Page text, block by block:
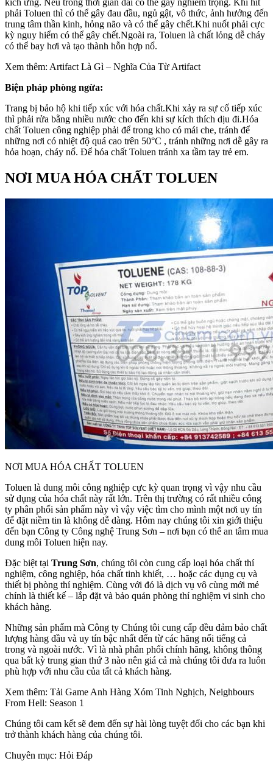
kích ứng. Nếu trong thời gian dài có thể gây nghiêm trọng. Khi hít
phải Toluen thì có thể gây đau đầu, ngủ gật, vô thức, ảnh hưởng đến
trung tâm thần kinh, hỏng não và có thể gây chết.Khi nuốt phải cực
kỳ nguy hiểm có thể gây chết.Ngoài ra, Toluen là chất lỏng dễ cháy
có thể bay hơi và tạo thành hỗn hợp nổ.
Xem thêm: Artifact Là Gì – Nghĩa Của Từ Artifact
Biện pháp phòng ngừa:
Trang bị bảo hộ khi tiếp xúc với hóa chất.Khi xảy ra sự cố tiếp xúc
thì phải rửa bằng nhiều nước cho đến khi sự kích thích dịu đi.Hóa
chất Toluen công nghiệp phải để trong kho có mái che, tránh để
những nơi có nhiệt độ quá cao trên 50°C , tránh những nơi dễ gây ra
hỏa hoạn, cháy nổ. Để hóa chất Toluen tránh xa tầm tay trẻ em.
NƠI MUA HÓA CHẤT TOLUEN
NƠI MUA HÓA CHẤT TOLUEN
Toluen là dung môi công nghiệp cực kỳ quan trọng vì vậy nhu cầu
sử dụng của hóa chất này rất lớn. Trên thị trường có rất nhiều công
ty phân phối sản phẩm này vì vậy việc tìm cho mình một nơi uy tín
để đặt niềm tin là không dễ dàng. Hôm nay chúng tôi xin giới thiệu
đến bạn Công ty Công nghệ Trung Sơn – nơi bạn có thể an tâm mua
dung môi Toluen hiện nay.
Đặc biệt tại Trung Sơn, chúng tôi còn cung cấp loại hóa chất thí
nghiệm, công nghiệp, hóa chất tinh khiết, … hoặc các dụng cụ và
thiết bị phòng thí nghiệm. Cùng với đó là dịch vụ vô cùng mới mẻ
chính là thiết kế – lắp đặt và bảo quản phòng thí nghiệm vi sinh cho
khách hàng.
Những sản phẩm mà Công ty Chúng tôi cung cấp đều đảm bảo chất
lượng hàng đầu và uy tín bậc nhất đến từ các hãng nổi tiếng cả
trong và ngoài nước. Vì là nhà phân phối chính hãng, không thông
qua bất kỳ trung gian thứ 3 nào nên giá cả mà chúng tôi đưa ra luôn
phù hợp với nhu cầu của tất cả khách hàng.
Xem thêm: Tải Game Anh Hàng Xóm Tinh Nghịch, Neighbours
From Hell: Season 1
Chúng tôi cam kết sẽ đem đến sự hài lòng tuyệt đối cho các bạn khi
trở thành khách hàng của chúng tôi.
Chuyên mục: Hỏi Đáp